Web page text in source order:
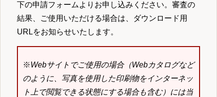
下の申請フォームよりお申し込みください。審査の
結果、ご使用いただける場合は、ダウンロード用
URLをお知らせいたします。
※Webサイトでご使用の場合（Webカタログなど
のように、写真を使用した印刷物をインターネッ
ト上で閲覧できる状態にする場合も含む）には当